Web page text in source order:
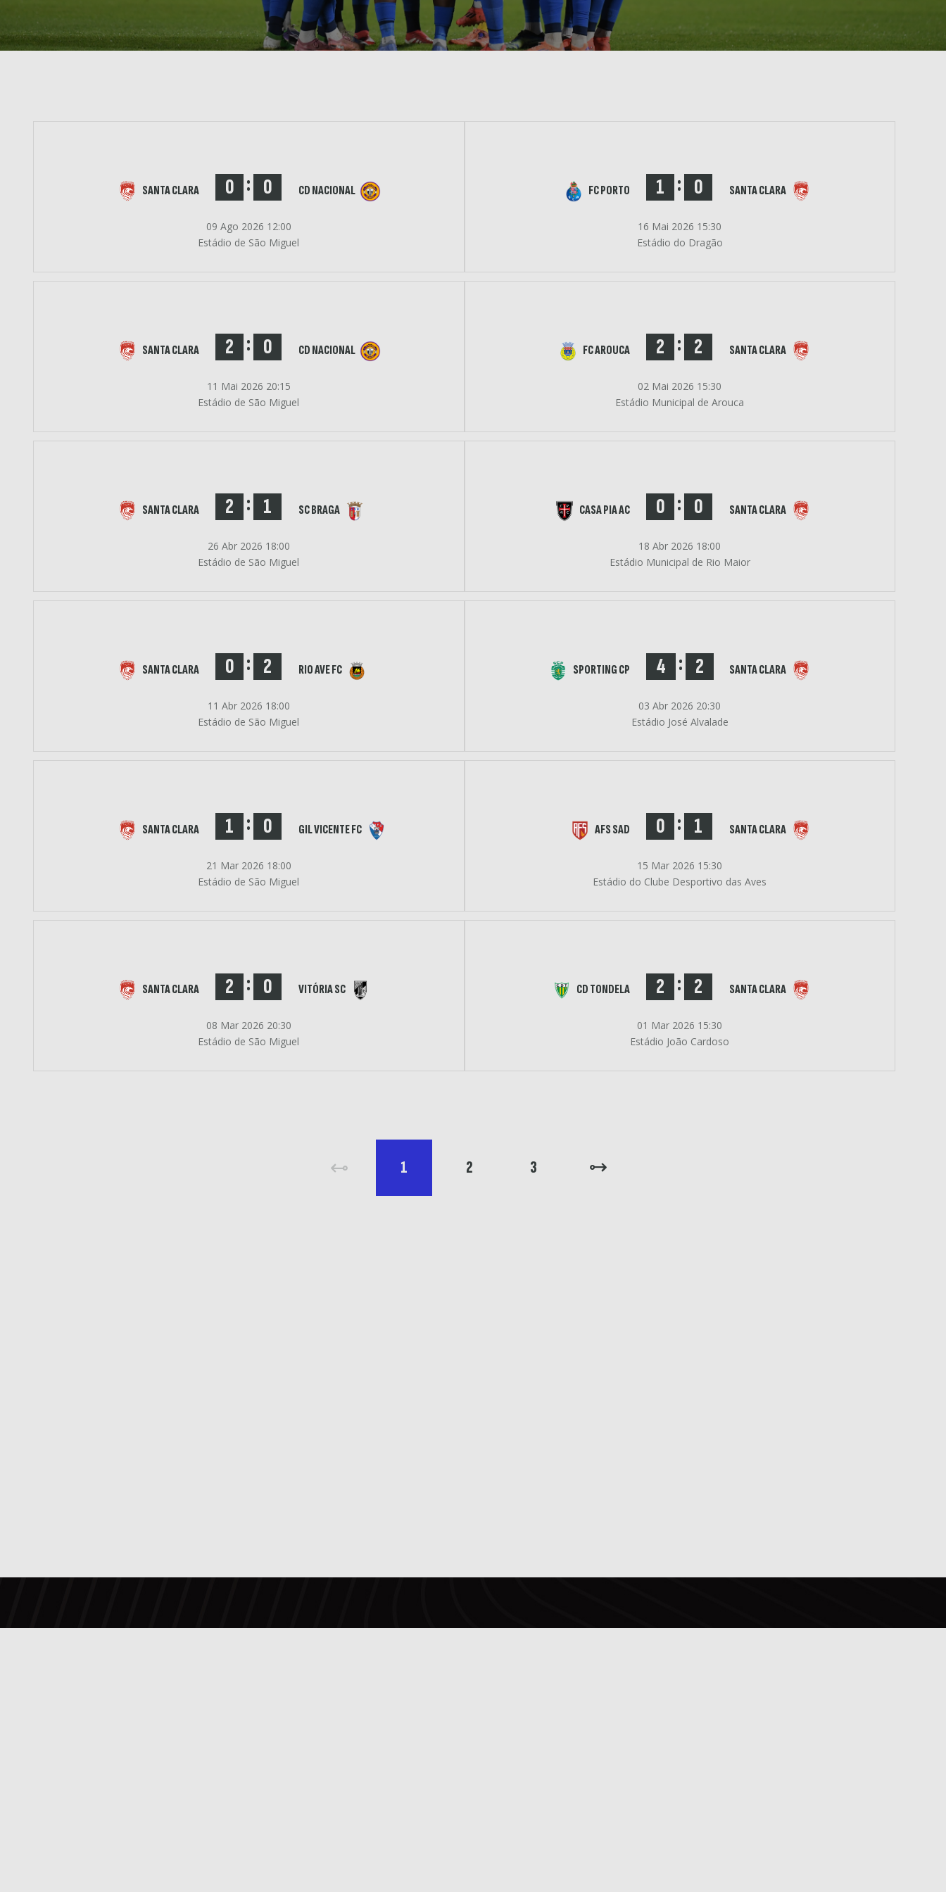
SANTA CLARA 0 : 0 CD NACIONAL
09 Ago 2026 12:00
Estádio de São Miguel
FC PORTO 1 : 0 SANTA CLARA
16 Mai 2026 15:30
Estádio do Dragão
SANTA CLARA 2 : 0 CD NACIONAL
11 Mai 2026 20:15
Estádio de São Miguel
FC AROUCA 2 : 2 SANTA CLARA
02 Mai 2026 15:30
Estádio Municipal de Arouca
SANTA CLARA 2 : 1 SC BRAGA
26 Abr 2026 18:00
Estádio de São Miguel
CASA PIA AC 0 : 0 SANTA CLARA
18 Abr 2026 18:00
Estádio Municipal de Rio Maior
SANTA CLARA 0 : 2 RIO AVE FC
11 Abr 2026 18:00
Estádio de São Miguel
SPORTING CP 4 : 2 SANTA CLARA
03 Abr 2026 20:30
Estádio José Alvalade
SANTA CLARA 1 : 0 GIL VICENTE FC
21 Mar 2026 18:00
Estádio de São Miguel
AFS SAD 0 : 1 SANTA CLARA
15 Mar 2026 15:30
Estádio do Clube Desportivo das Aves
SANTA CLARA 2 : 0 VITÓRIA SC
08 Mar 2026 20:30
Estádio de São Miguel
CD TONDELA 2 : 2 SANTA CLARA
01 Mar 2026 15:30
Estádio João Cardoso
1 2 3